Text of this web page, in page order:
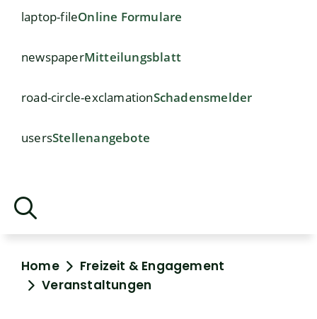
laptop-fileOnline Formulare
newspaperMitteilungsblatt
road-circle-exclamationSchadensmelder
usersStellenangebote
Home
Freizeit & Engagement
Veranstaltungen